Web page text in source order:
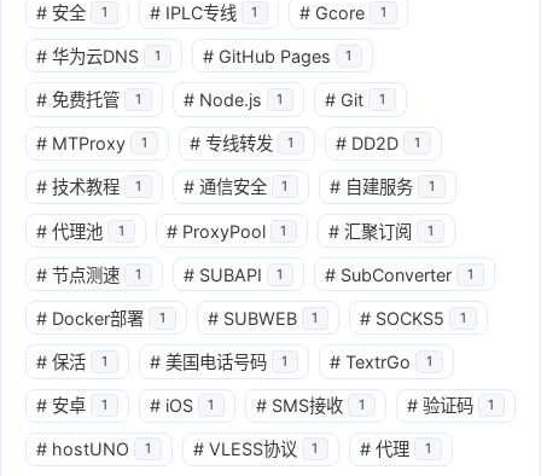
# 安全 1 # IPLC专线 1 # Gcore 1
# 华为云DNS 1 # GitHub Pages 1
# 免费托管 1 # Node.js 1 # Git 1
# MTProxy 1 # 专线转发 1 # DD2D 1
# 技术教程 1 # 通信安全 1 # 自建服务 1
# 代理池 1 # ProxyPool 1 # 汇聚订阅 1
# 节点测速 1 # SUBAPI 1 # SubConverter 1
# Docker部署 1 # SUBWEB 1 # SOCKS5 1
# 保活 1 # 美国电话号码 1 # TextrGo 1
# 安卓 1 # iOS 1 # SMS接收 1 # 验证码 1
# hostUNO 1 # VLESS协议 1 # 代理 1